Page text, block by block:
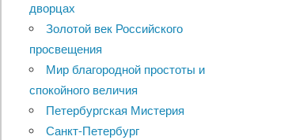
дворцах
Золотой век Российского
просвещения
Мир благородной простоты и
спокойного величия
Петербургская Мистерия
Санкт-Петербург